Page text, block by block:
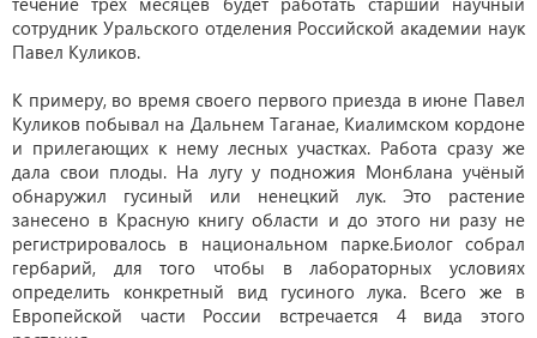
сотрудник Уральского отделения Российской академии наук
Павел Куликов.
К примеру, во время своего первого приезда в июне Павел
Куликов побывал на Дальнем Таганае, Киалимском кордоне
и прилегающих к нему лесных участках. Работа сразу же
дала свои плоды. На лугу у подножия Монблана учёный
обнаружил гусиный или ненецкий лук. Это растение
занесено в Красную книгу области и до этого ни разу не
регистрировалось в национальном парке.Биолог собрал
гербарий, для того чтобы в лабораторных условиях
определить конкретный вид гусиного лука. Всего же в
Европейской части России встречается 4 вида этого